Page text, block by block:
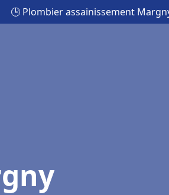
🕒 Plombier assainissement